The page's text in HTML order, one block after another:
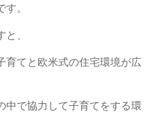
。
、
育てと欧米式の住宅環境が広
中で協力して子育てをする環